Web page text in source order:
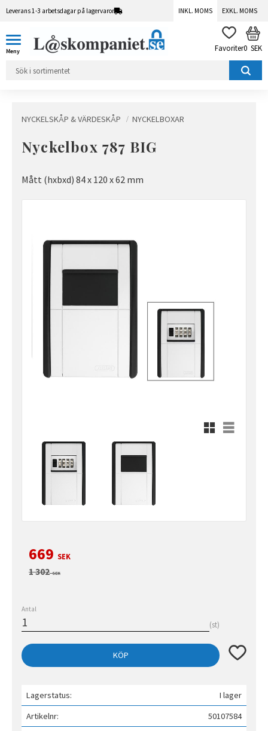
Leverans 1-3 arbetsdagar på lagervaror INKL. MOMS EXKL. MOMS
FAVORITER
0 SEK
NYCKELSKÅP & VÄRDESKÅP NYCKELBOXAR
Nyckelbox 787 BIG
Mått (hxbxd) 84 x 120 x 62 mm
Rutnätsvy
Listvy
Nedsatt pris:
669 SEK
Ordinarie pris:
1 302SEK
Antal
st
KÖP Lägg till
Lagerstatus
I lager
Artikelnr
50107584